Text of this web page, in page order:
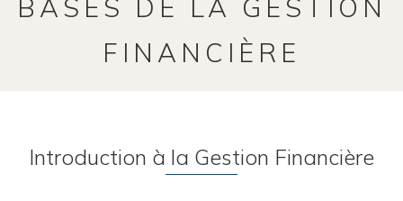
BASES DE LA GESTION
FINANCIÈRE
Introduction à la Gestion Financière